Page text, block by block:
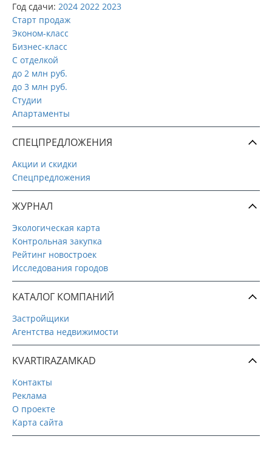
Год сдачи: 2024 2022 2023
Старт продаж
Эконом-класс
Бизнес-класс
С отделкой
до 2 млн руб.
до 3 млн руб.
Студии
Апартаменты
СПЕЦПРЕДЛОЖЕНИЯ
Акции и скидки
Спецпредложения
ЖУРНАЛ
Экологическая карта
Контрольная закупка
Рейтинг новостроек
Исследования городов
КАТАЛОГ КОМПАНИЙ
Застройщики
Агентства недвижимости
KVARTIRAZAMKAD
Контакты
Реклама
О проекте
Карта сайта